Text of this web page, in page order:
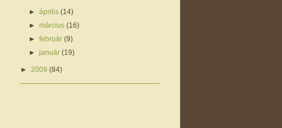
►április(14)
►március(16)
►február(9)
►január(19)
► 2009 (84)